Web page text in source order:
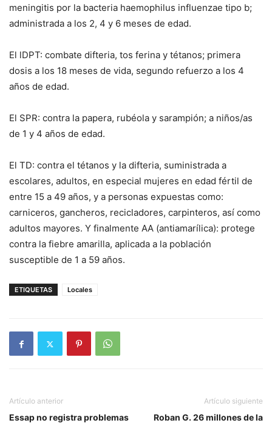
meningitis por la bacteria haemophilus influenzae tipo b;
administrada a los 2, 4 y 6 meses de edad.
El lDPT: combate difteria, tos ferina y tétanos; primera
dosis a los 18 meses de vida, segundo refuerzo a los 4
años de edad.
El SPR: contra la papera, rubéola y sarampión; a niños/as
de 1 y 4 años de edad.
El TD: contra el tétanos y la difteria, suministrada a
escolares, adultos, en especial mujeres en edad fértil de
entre 15 a 49 años, y a personas expuestas como:
carniceros, gancheros, recicladores, carpinteros, así como
adultos mayores. Y finalmente AA (antiamarílica): protege
contra la fiebre amarilla, aplicada a la población
susceptible de 1 a 59 años.
ETIQUETAS Locales
Artículo anterior
Essap no registra problemas
Artículo siguiente
Roban G. 26 millones de la